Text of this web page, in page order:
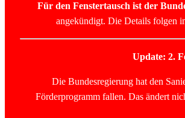
Für den Fenstertausch ist der
angekündigt. Die Details folgen
Update: 2.
Die Bundesregierung hat den
Förderprogramm fallen. Das ändert